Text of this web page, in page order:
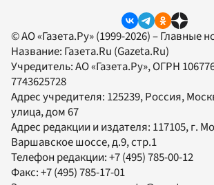
© АО «Газета.Ру» (1999-2026) – Главные
Название: Газета.Ru (Gazeta.Ru)
Учредитель:АО «Газета.Ру», ОГРН
7743625728
Адрес учредителя: 125239, Россия,
улица, дом 67
Адрес редакции и издателя: 117105, г.
Варшавское шоссе, д.9, стр.1
Телефон редакции:+7 (495) 785-00-12
Факс:+7 (495) 785-17-01